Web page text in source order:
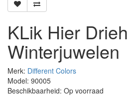
KLik Hier
Winterjuwelen
Merk: Different Colors
Model: 90005
Beschikbaarheid: Op voorraad